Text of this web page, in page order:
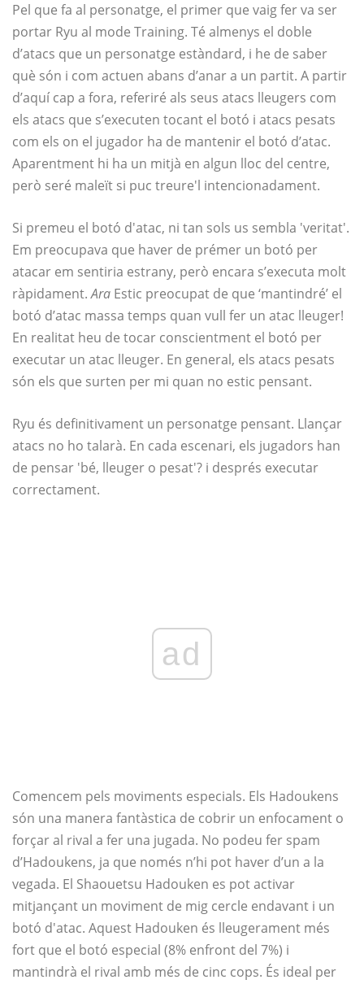
Pel que fa al personatge, el primer que vaig fer va ser
portar Ryu al mode Training. Té almenys el doble
d’atacs que un personatge estàndard, i he de saber
què són i com actuen abans d’anar a un partit. A partir
d’aquí cap a fora, referiré als seus atacs lleugers com
els atacs que s’executen tocant el botó i atacs pesats
com els on el jugador ha de mantenir el botó d’atac.
Aparentment hi ha un mitjà en algun lloc del centre,
però seré maleït si puc treure'l intencionadament.
Si premeu el botó d'atac, ni tan sols us sembla 'veritat'.
Em preocupava que haver de prémer un botó per
atacar em sentiria estrany, però encara s’executa molt
ràpidament.Ara Estic preocupat de que ‘mantindré’ el
botó d’atac massa temps quan vull fer un atac lleuger!
En realitat heu de tocar conscientment el botó per
executar un atac lleuger. En general, els atacs pesats
són els que surten per mi quan no estic pensant.
Ryu és definitivament un personatge pensant. Llançar
atacs no ho talarà. En cada escenari, els jugadors han
de pensar 'bé, lleuger o pesat'? i després executar
correctament.
ad
Comencem pels moviments especials. Els Hadoukens
són una manera fantàstica de cobrir un enfocament o
forçar al rival a fer una jugada. No podeu fer spam
d’Hadoukens, ja que només n’hi pot haver d’un a la
vegada. El Shaouetsu Hadouken es pot activar
mitjançant un moviment de mig cercle endavant i un
botó d'atac. Aquest Hadouken és lleugerament més
fort que el botó especial (8% enfront del 7%) i
mantindrà el rival amb més de cinc cops. És ideal per